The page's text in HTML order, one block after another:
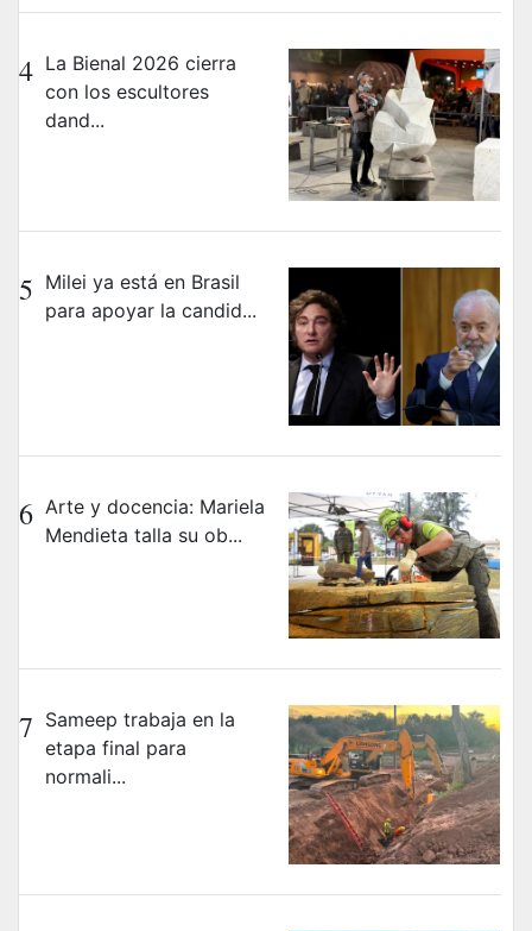
4 La Bienal 2026 cierra
con los escultores
dand...
5 Milei ya está en Brasil
para apoyar la candid...
6 Arte y docencia: Mariela
Mendieta talla su ob...
7 Sameep trabaja en la
etapa final para
normali...